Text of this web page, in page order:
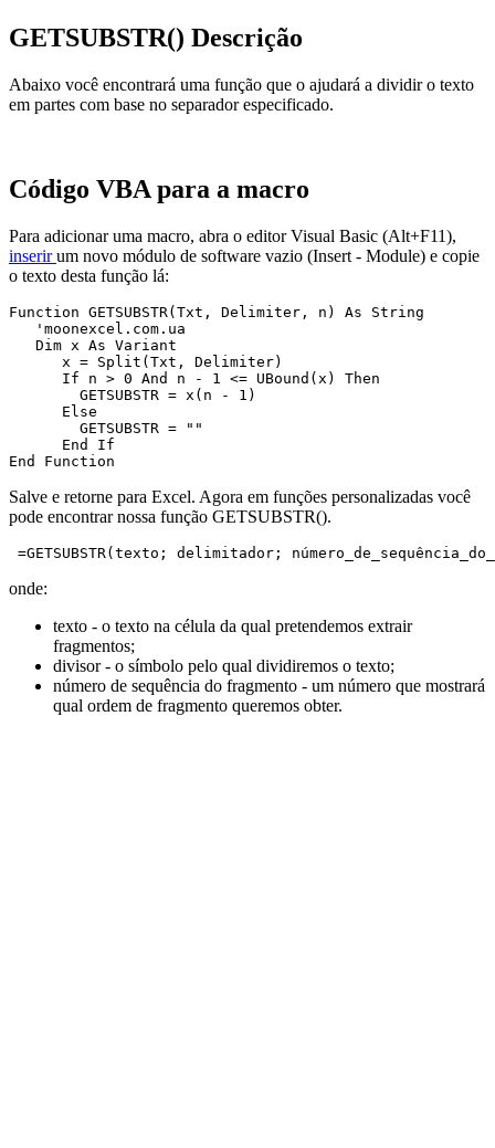
GETSUBSTR() Descrição
Abaixo você encontrará uma função que o ajudará a dividir o texto
em partes com base no separador especificado.
Código VBA para a macro
Para adicionar uma macro, abra o editor Visual Basic (Alt+F11),
inserirum novo módulo de software vazio (Insert - Module) e copie
o texto desta função lá:
Function GETSUBSTR(Txt, Delimiter, n) As String
   'moonexcel.com.ua
   Dim x As Variant
      x = Split(Txt, Delimiter)
      If n > 0 And n - 1 <= UBound(x) Then
        GETSUBSTR = x(n - 1)
      Else
        GETSUBSTR = ""
      End If
Salve e retorne para Excel. Agora em funções personalizadas você
pode encontrar nossa função GETSUBSTR().
=GETSUBSTR(texto; delimitador;
onde:
texto - o texto na célula da qual pretendemos extrair
fragmentos;
divisor- o símbolo pelo qual dividiremos o texto;
número de sequência do fragmento - um número que mostrará
qual ordem de fragmento queremos obter.